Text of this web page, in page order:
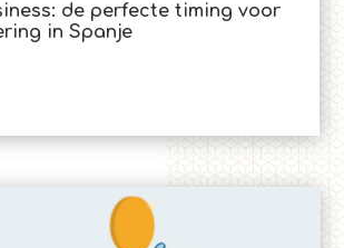
de perfecte timing voor
in Spanje